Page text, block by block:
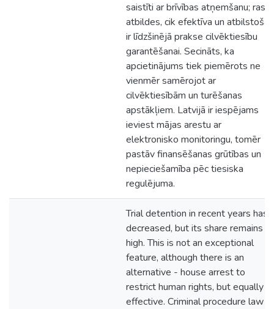
saistīti ar brīvības atņemšanu; rast
atbildes, cik efektīva un atbilstoša
ir līdzšinējā prakse cilvēktiesību
garantēšanai. Secināts, ka
apcietinājums tiek piemērots ne
vienmēr samērojot ar
cilvēktiesībām un turēšanas
apstākļiem. Latvijā ir iespējams
ieviest mājas arestu ar
elektronisko monitoringu, tomēr
pastāv finansēšanas grūtības un
nepieciešamība pēc tiesiska
regulējuma.
Trial detention in recent years has
decreased, but its share remains
high. This is not an exceptional
feature, although there is an
alternative - house arrest to
restrict human rights, but equally
effective. Criminal procedure law